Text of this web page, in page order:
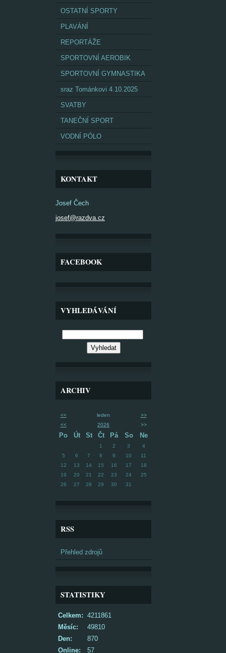
OSTATNÍ SPORTY
PLAVÁNÍ
REPORTÁŽE
SPORTOVNÍ AEROBIK
SPORTOVNÍ GYMNASTIKA
sraz Tománkovi 4.10.2025
SVATBY
TANEČNÍ SPORT
VODNÍ PÓLO
KONTAKT
Josef Čech
josef@razdva.cz
FACEBOOK
VYHLEDÁVÁNÍ
ARCHIV
<< leden
>>
<<
2026 >>
Po Út St Čt Pá So Ne
1 2 3
4
5
6 7 8 9 10
11
12
13 14 15 16 17
18
19
20 21 22 23 24
25
26
27 28 29 30 31
RSS
Přehled zdrojů
STATISTIKY
Online: 57
Celkem: 4211861
Měsíc:
49810
Den:
870